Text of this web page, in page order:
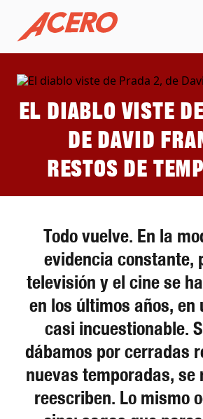
El diablo viste
de David
Restos de
Todo vuelve. En la
evidencia constante,
televisión y el cine se
en los últimos años, en
casi incuestionable.
dábamos por cerradas
nuevas temporadas, se
reescriben. Lo mismo